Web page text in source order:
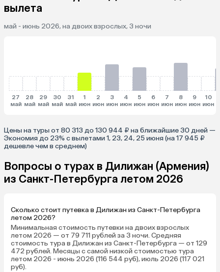
вылета
май - июнь 2026, на двоих взрослых, 3 ночи
27
май
28
май
29
май
30
май
31
май
1
июн
2
июн
3
июн
4
июн
5
июн
6
июн
7
июн
8
июн
9
июн
10
июн
Цены на туры от 80 313 до 130 944 ₽ на ближайшие 30 дней —
Экономия до 23% с вылетами 1, 23, 24, 25 июня (на 17 945 ₽
дешевле чем в среднем)
Вопросы о турах в Дилижан (Армения)
из Санкт-Петербурга летом 2026
Сколько стоит путевка в Дилижан из Санкт-Петербурга
летом 2026?
Минимальная стоимость путевки на двоих взрослых
летом 2026 — от 79 711 рублей за 3 ночи. Средняя
стоимость тура в Дилижан из Санкт-Петербурга — от 129
472 рублей. Месяцы с самой низкой стоимостью тура
летом 2026 - июнь 2026 (116 544 руб), июль 2026 (117 021
руб).